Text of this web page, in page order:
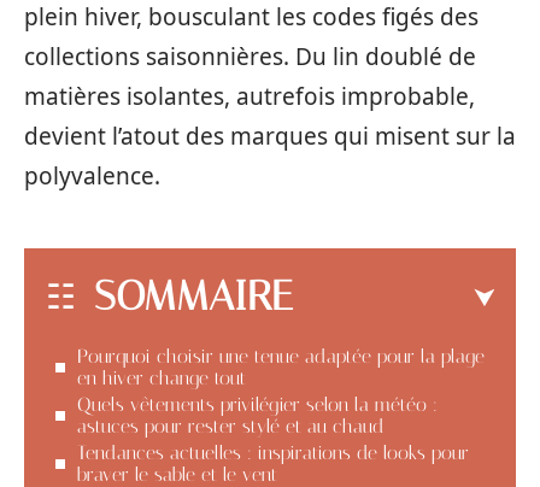
plein hiver, bousculant les codes figés des
collections saisonnières. Du lin doublé de
matières isolantes, autrefois improbable,
devient l’atout des marques qui misent sur la
polyvalence.
SOMMAIRE
Pourquoi choisir une tenue adaptée pour la plage
en hiver change tout
Quels vêtements privilégier selon la météo :
astuces pour rester stylé et au chaud
Tendances actuelles : inspirations de looks pour
braver le sable et le vent